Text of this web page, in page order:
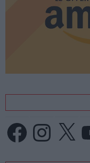
FacebookInstagram
X